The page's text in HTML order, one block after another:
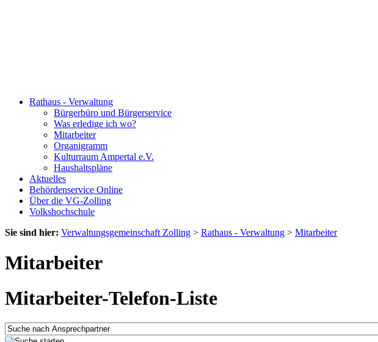
Rathaus - Verwaltung
Bürgerbüro und Bürgerservice
Was erledige ich wo?
Mitarbeiter
Organigramm
Kulturraum Ampertal e.V.
Haushaltspläne
Aktuelles
Behördenservice Online
Über die VG-Zolling
Volkshochschule
Sie sind hier: Verwaltungsgemeinschaft Zolling > Rathaus - Verwaltung > Mitarbeiter
Mitarbeiter
Mitarbeiter-Telefon-Liste